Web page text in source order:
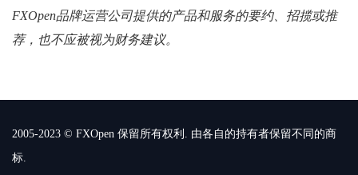
FXOpen品牌运营公司提供的产品和服务的要约、招揽或推
荐，也不应被视为财务建议。
2005-2023 © FXOpen 保留所有权利. 由各自的持有者保留不同的商
标.